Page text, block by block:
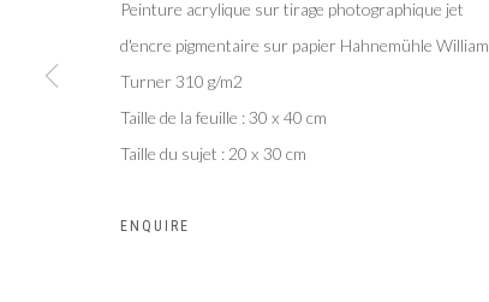
Peinture acrylique sur tirage photographique jet
d'encre pigmentaire sur papier Hahnemühle William
Turner 310 g/m2
Taille de la feuille : 30 x 40 cm
Taille du sujet : 20 x 30 cm
ENQUIRE